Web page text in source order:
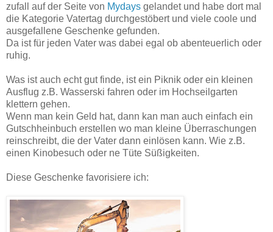
zufall auf der Seite von Mydays gelandet und habe dort mal
die Kategorie Vatertag durchgestöbert und viele coole und
ausgefallene Geschenke gefunden.
Da ist für jeden Vater was dabei egal ob abenteuerlich oder
ruhig.
Was ist auch echt gut finde, ist ein Piknik oder ein kleinen
Ausflug z.B. Wasserski fahren oder im Hochseilgarten
klettern gehen.
Wenn man kein Geld hat, dann kan man auch einfach ein
Gutschheinbuch erstellen wo man kleine Überraschungen
reinschreibt, die der Vater dann einlösen kann. Wie z.B.
einen Kinobesuch oder ne Tüte Süßigkeiten.
Diese Geschenke favorisiere ich: